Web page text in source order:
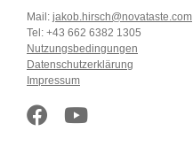
Mail: jakob.hirsch@novataste.com
Tel: +43 662 6382 1305
Nutzungsbedingungen
Datenschutzerklärung
Impressum